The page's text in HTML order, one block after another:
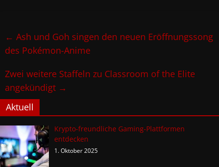
← Ash und Goh singen den neuen Eröffnungssong
des Pokémon-Anime
Zwei weitere Staffeln zu Classroom of the Elite
angekündigt →
Aktuell
Krypto-freundliche Gaming-Plattformen
entdecken
1. Oktober 2025